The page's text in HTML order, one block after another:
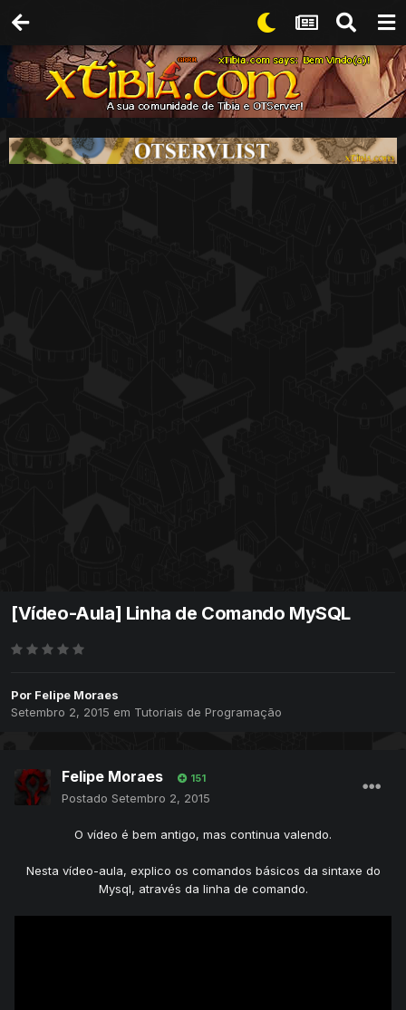
[Vídeo-Aula] Linha de Comando MySQL
Por Felipe Moraes
Setembro 2, 2015 em Tutoriais de Programação
Felipe Moraes 151
Postado Setembro 2, 2015
O vídeo é bem antigo, mas continua valendo.
Nesta vídeo-aula, explico os comandos básicos da sintaxe do
Mysql, através da linha de comando.